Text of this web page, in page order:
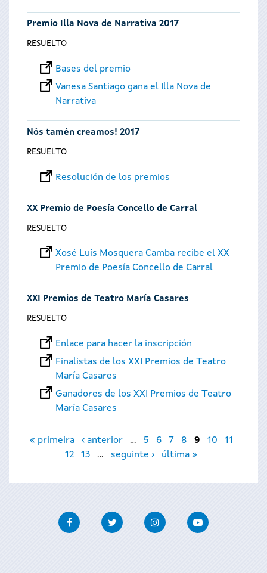
Premio Illa Nova de Narrativa 2017
RESUELTO
Bases del premio
Vanesa Santiago gana el Illa Nova de
Narrativa
Nós tamén creamos! 2017
RESUELTO
Resolución de los premios
XX Premio de Poesía Concello de Carral
RESUELTO
Xosé Luís Mosquera Camba recibe el XX
Premio de Poesía Concello de Carral
XXI Premios de Teatro María Casares
RESUELTO
Enlace para hacer la inscripción
Finalistas de los XXI Premios de Teatro
María Casares
Ganadores de los XXI Premios de Teatro
María Casares
Páginas
« primeira ‹ anterior … 5 6 7 8 9 10
11
12
13 … seguinte › última »
FacebookTwitter InstagramYoutube